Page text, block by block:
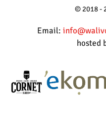
Email:
hosted
© 2018 -